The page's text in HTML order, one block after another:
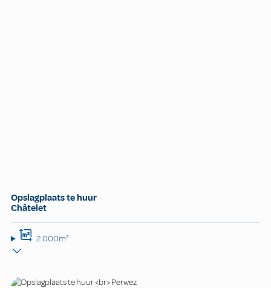
Opslagplaats te huur
Châtelet
2.000m²